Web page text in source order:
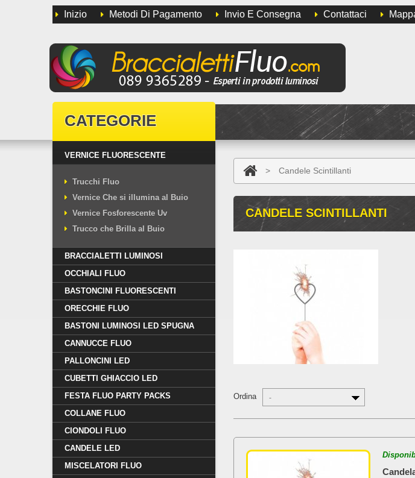
Inizio Metodi Di Pagamento Invio E Consegna Contattaci
CATEGORIE
VERNICE FLUORESCENTE
Trucchi Fluo
Vernice Che si illumina al Buio
Vernice Fosforescente Uv
Trucco che Brilla al Buio
BRACCIALETTI LUMINOSI
OCCHIALI FLUO
BASTONCINI FLUORESCENTI
ORECCHIE FLUO
BASTONI LUMINOSI LED SPUGNA
CANNUCCE FLUO
PALLONCINI LED
CUBETTI GHIACCIO LED
FESTA FLUO PARTY PACKS
COLLANE FLUO
CIONDOLI FLUO
CANDELE LED
MISCELATORI FLUO
> Candele Scintillanti
CANDELE SCINTILLANTI
Ordina -